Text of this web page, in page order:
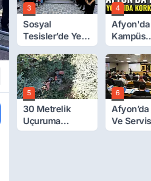
3
Sosyal
Tesisler’de Yeni
Tarife Belli Oldu
4
Afyon'da
Kampüs
Yolunda
Korkutan
5
30 Metrelik
Uçuruma
Yuvarlanan
6
Ve Servis
Ücretleri